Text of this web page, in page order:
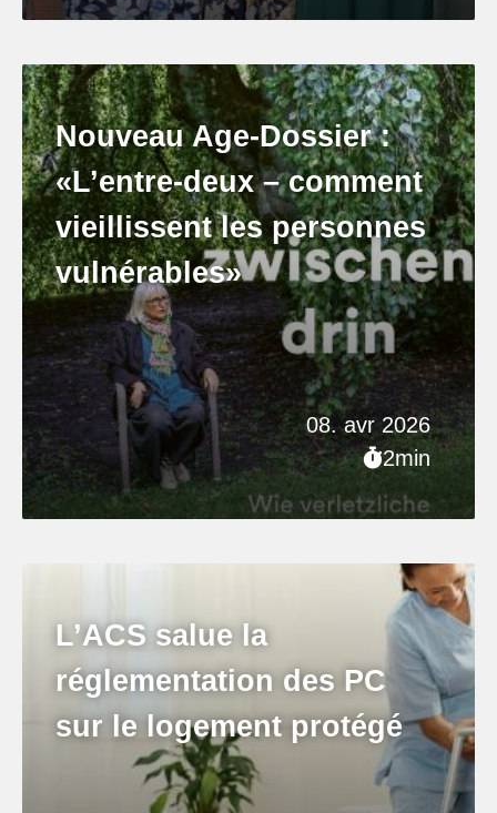
08. avr 2026
2min
Nouveau Age-Dossier :
«L’entre-deux – comment
vieillissent les personnes
vulnérables»
L’ACS salue la
réglementation des PC
sur le logement protégé